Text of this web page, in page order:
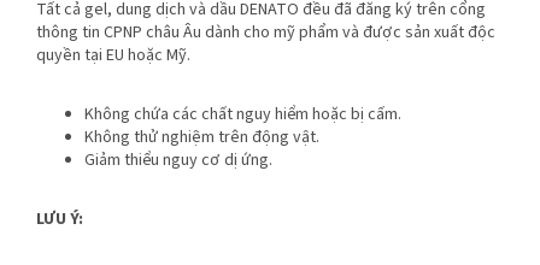
Tất cả gel, dung dịch và dầu DENATO đều đã đăng ký trên cổng
thông tin CPNP châu Âu dành cho mỹ phẩm và được sản xuất độc
quyền tại EU hoặc Mỹ.
Không chứa các chất nguy hiểm hoặc bị cấm.
Không thử nghiệm trên động vật.
Giảm thiểu nguy cơ dị ứng.
LƯU Ý: